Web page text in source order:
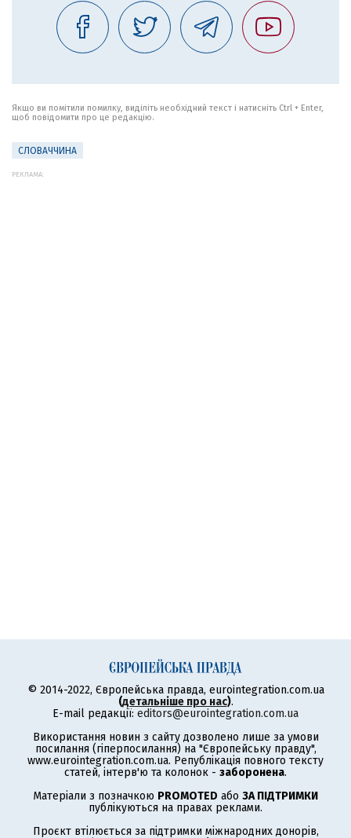
Якщо ви помітили помилку, виділіть необхідний текст і натисніть Ctrl + Enter,
щоб повідомити про це редакцію.
СЛОВАЧЧИНА
РЕКЛАМА:
© 2014-2022, Європейська правда, eurointegration.com.ua
(детальніше про нас).
E-mail редакції: editors@eurointegration.com.ua
Використання новин з сайту дозволено лише за умови
посилання (гіперпосилання) на "Європейську правду",
www.eurointegration.com.ua. Републікація повного тексту
статей, інтерв'ю та колонок - заборонена.
Матеріали з позначкою PROMOTED або ЗА ПІДТРИМКИ
публікуються на правах реклами.
Проєкт втілюється за підтримки міжнародних донорів,